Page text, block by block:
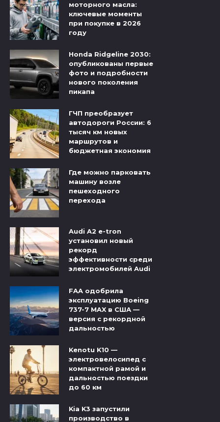
моторного масла:
ключевые моменты
при покупке в 2026
году
Honda Ridgeline 2030:
опубликованы первые
фото и подробности
нового поколения
пикапа
ГЧП преобразует
автодороги России: 6
тысяч км новых
маршрутов и
бюджетная экономия
Где можно парковать
машину возле
пешеходного
перехода
Audi A2 e-tron
установил новый
рекорд
эффективности среди
электромобилей Audi
FAA одобрила
эксплуатацию Boeing
737-7 MAX в США —
версия с рекордной
дальностью
Kenotu K10 —
электровелосипед с
компактной рамой и
дальностью поездки
до 60 км
Kia K3 запустили
производство в